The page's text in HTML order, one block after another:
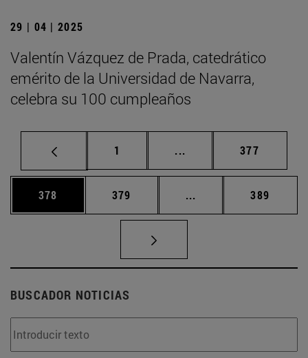
29 | 04 | 2025
Valentín Vázquez de Prada, catedrático
emérito de la Universidad de Navarra,
celebra su 100 cumpleaños
Página
1 ... Páginas intermedias
Página
377
Página
378 Página
379 ... Páginas intermedias
Página
389
BUSCADOR NOTICIAS